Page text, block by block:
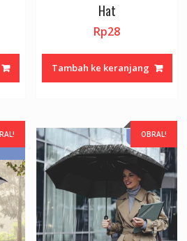
Hat
Rp28
Tambah ke keranjang
OBRAL!